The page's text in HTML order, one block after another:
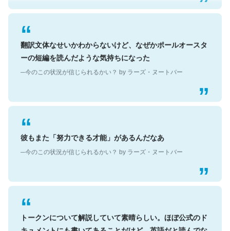
翻訳文体なせいかわからないけど、なぜかポールオースタ
ーの短編を読んだような気持ちになった
─今のこの状況が信じられるかい？ by ラーズ・ヌートバー
彼もまた「努力できる才能」があるんだなあ
─今のこの状況が信じられるかい？ by ラーズ・ヌートバー
トークンについて解説していて素晴らしい。ほぼ公式のド
キュメントにも書いてあることだけど、英語だと読んでな